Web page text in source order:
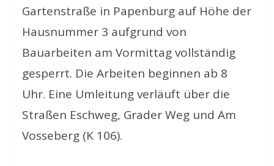
Gartenstraße in Papenburg auf Höhe der
Hausnummer 3 aufgrund von
Bauarbeiten am Vormittag vollständig
gesperrt. Die Arbeiten beginnen ab 8
Uhr. Eine Umleitung verläuft über die
Straßen Eschweg, Grader Weg und Am
Vosseberg (K 106).